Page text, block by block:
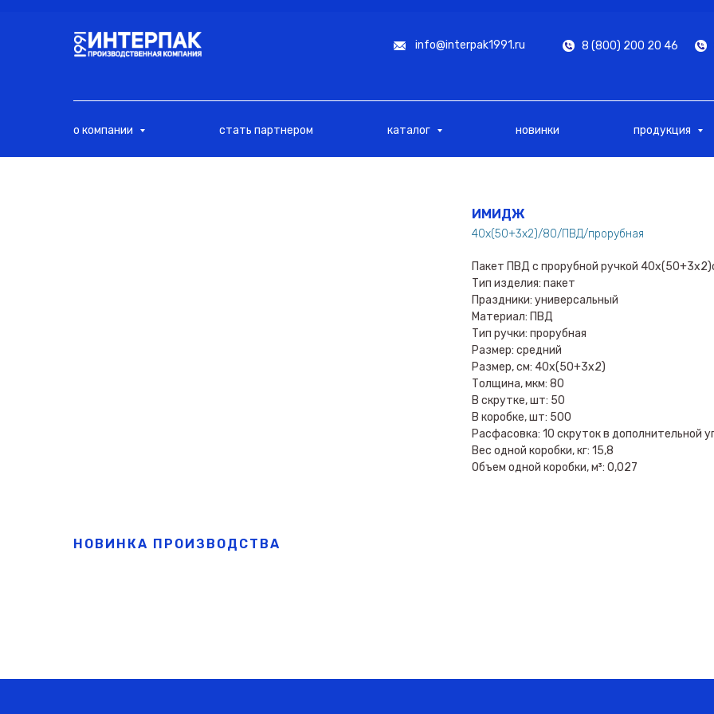
info@interpak1991.ru 8 (800) 200 20 46
о компании стать партнером каталог новинки продукция
ИМИДЖ
40х(50+3х2)/80/ПВД/прорубная
Пакет ПВД с прорубной ручкой
Тип изделия: пакет
Праздники: универсальный
Материал: ПВД
Тип ручки: прорубная
Размер: средний
Размер, см: 40х(50+3х2)
Толщина, мкм: 80
В скрутке, шт: 50
В коробке, шт: 500
Расфасовка: 10 скруток в дополнительной
Вес одной коробки, кг: 15,8
Объем одной коробки, м³: 0,027
НОВИНКА ПРОИЗВОДСТВА